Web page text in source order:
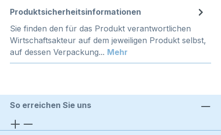
Produktsicherheitsinformationen
Sie finden den für das Produkt verantwortlichen
Wirtschaftsakteur auf dem jeweiligen Produkt selbst,
auf dessen Verpackung... Mehr
So erreichen Sie uns